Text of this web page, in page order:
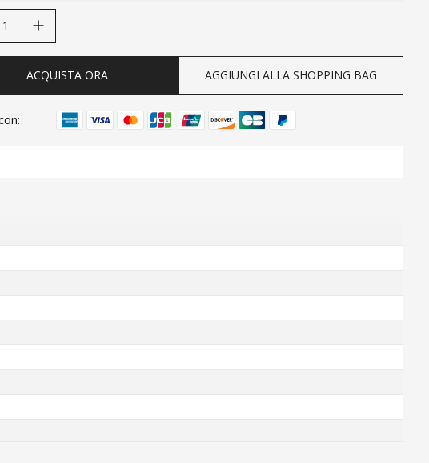
ACQUISTA ORA AGGIUNGI ALLA SHOPPING BAG